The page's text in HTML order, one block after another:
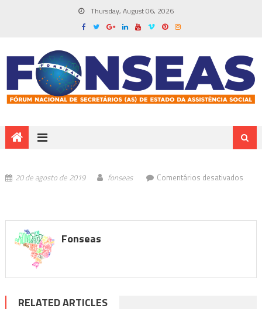
Thursday, August 06, 2026
20 de agosto de 2019 fonseas Comentários desativadosem
Fonseas
RELATED ARTICLES